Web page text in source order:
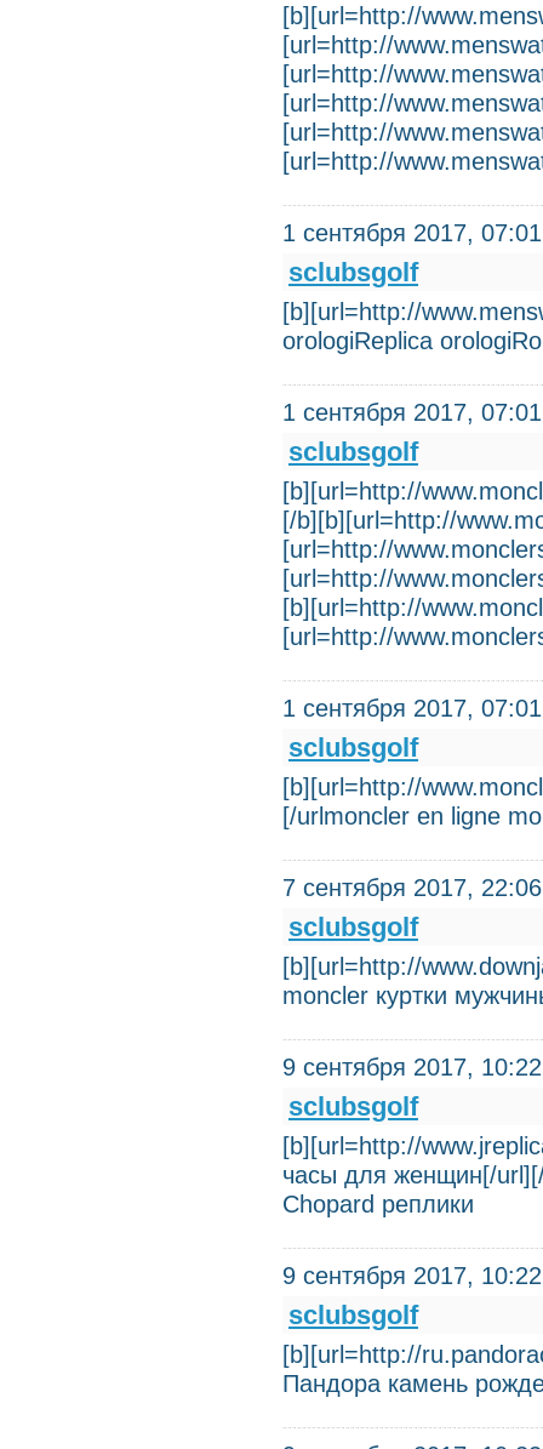
[b][url=http://
[url=http://
[url=http://
[url=http://
[url=http://
[url=http://
1 сентября 2017, 07:01
sclubsgolf
[b][url=http://
orologiReplica
1 сентября 2017, 07:01
sclubsgolf
[b][url=http://
[/b][b][url=http://
[url=http://
[url=http://
[b][url=http://
[url=http://
1 сентября 2017, 07:01
sclubsgolf
[b][url=http://
[/urlmoncler en ligne
7 сентября 2017, 22:06
sclubsgolf
[b][url=http://
moncler куртки
9 сентября 2017, 10:22
sclubsgolf
[b][url=http://
часы для женщин[/
Chopard реплики
9 сентября 2017, 10:22
sclubsgolf
[b][url=http://
Пандора камень